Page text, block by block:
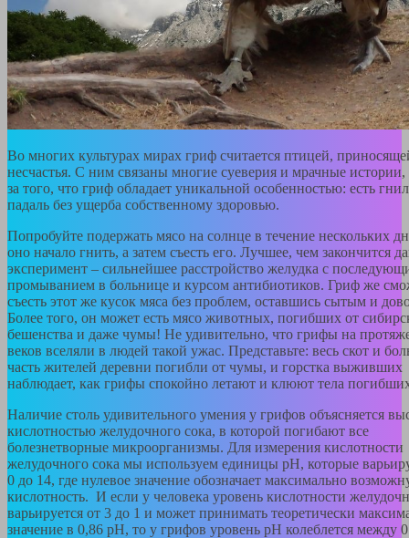
Во многих культурах мирах гриф считается птицей,
несчастья. С ним связаны многие суеверия и мрачные истории,
за того, что гриф обладает уникальной особенностью: есть
падаль без ущерба собственному здоровью.
Попробуйте подержать мясо на солнце в течение нескольких
оно начало гнить, а затем съесть его. Лучшее, чем закончится
эксперимент – сильнейшее расстройство желудка с
промыванием в больнице и курсом антибиотиков. Гриф же
съесть этот же кусок мяса без проблем, оставшись сытым и
Более того, он может есть мясо животных, погибших от
бешенства и даже чумы! Не удивительно, что грифы на
веков вселяли в людей такой ужас. Представьте: весь скот и
часть жителей деревни погибли от чумы, и горстка выживших
наблюдает, как грифы спокойно летают и клюют тела
Наличие столь удивительного умения у грифов объясняется
кислотностью желудочного сока, в которой погибают все
болезнетворные микроорганизмы. Для измерения кислотности
желудочного сока мы используем единицы pH, которые
0 до 14, где нулевое значение обозначает максимально
кислотность. И если у человека уровень кислотности
варьируется от 3 до 1 и может принимать теоретически
значение в 0,86 pH, то у грифов уровень pH колеблется между